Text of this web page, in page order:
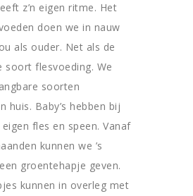
z’n eigen ritme. Het
doen we in nauw
als ouder. Net als de
soort flesvoeding. We
soorten
huis. Baby’s hebben bij
fles en speen. Vanaf
kunnen we ’s
groentehapje geven.
kunnen in overleg met